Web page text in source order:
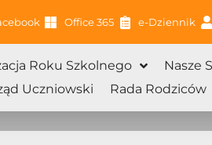
Office 365 e-Dziennik
Roku Szkolnego Nasze
Uczniowski
Rada Rodziców